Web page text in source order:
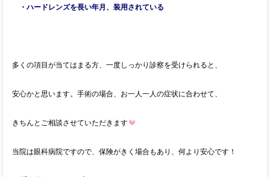
・ハードレンズを長い年月、装用されている
多くの項目が当てはまる方、一度しっかり診察を受けられると、
安心かと思います。手術の場合、お一人一人の症状に合わせて、
きちんとご相談させていただきます
当院は眼科病院ですので、保険がきく場合もあり、何より安心です！